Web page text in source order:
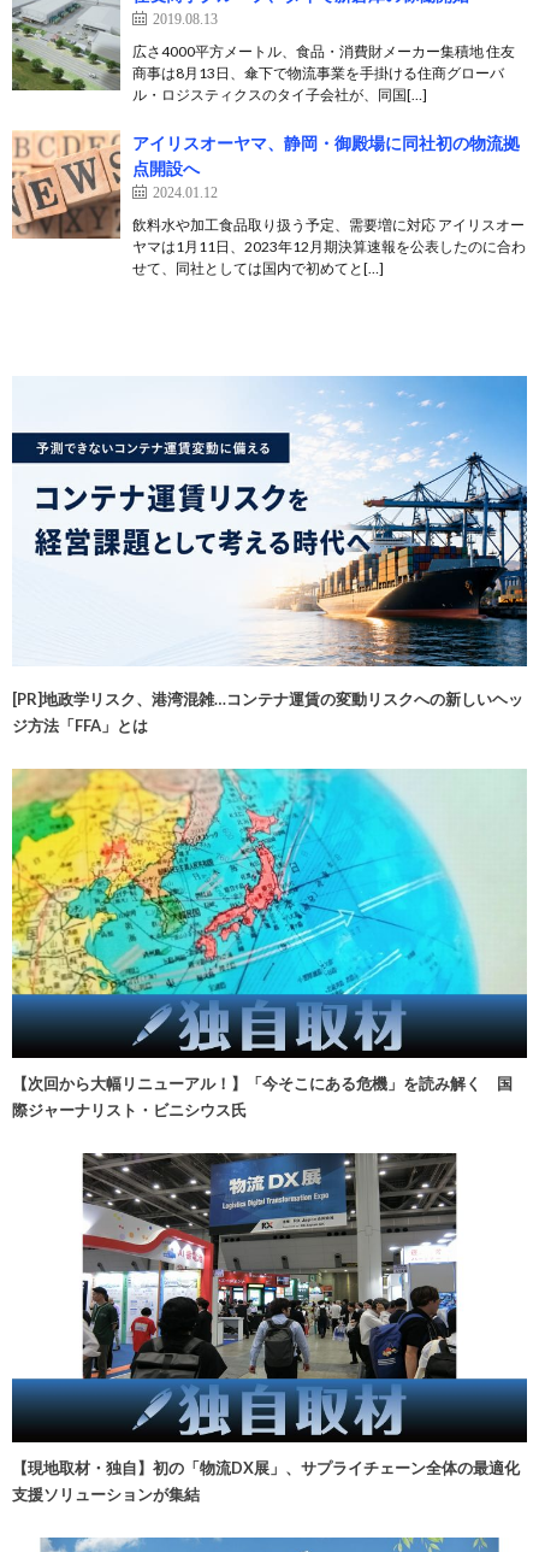
2019.08.13
広さ4000平方メートル、食品・消費財メーカー集積地 住友
商事は8月13日、傘下で物流事業を手掛ける住商グローバ
ル・ロジスティクスのタイ子会社が、同国[…]
アイリスオーヤマ、静岡・御殿場に同社初の物流拠
点開設へ
2024.01.12
飲料水や加工食品取り扱う予定、需要増に対応 アイリスオー
ヤマは1月11日、2023年12月期決算速報を公表したのに合わ
せて、同社としては国内で初めてと[…]
[PR]地政学リスク、港湾混雑…コンテナ運賃の変動リスクへの新しいヘッ
ジ方法「FFA」とは
【次回から大幅リニューアル！】「今そこにある危機」を読み解く 国
際ジャーナリスト・ビニシウス氏
【現地取材・独自】初の「物流DX展」、サプライチェーン全体の最適化
支援ソリューションが集結